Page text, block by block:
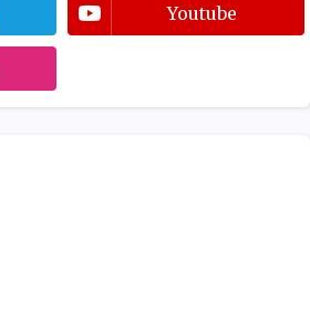
Youtube